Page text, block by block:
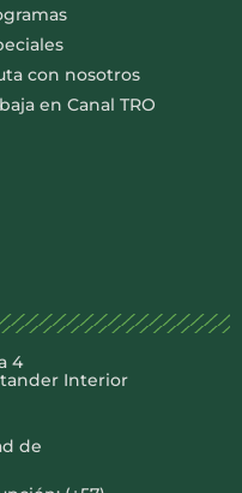
con nosotros
en Canal TRO
4
Interior
de